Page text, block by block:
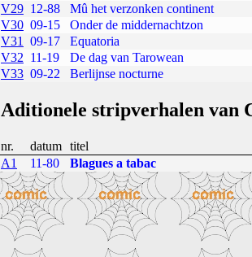
V29 12-88
Mû het verzonken continent
V30 09-15
Onder de middernachtzon
V31
09-17
Equatoria
V32 11-19
De dag van Tarowean
V33 09-22 Berlijnse nocturne
Aditionele stripverhalen van
nr. datum titel
A1
11-80 Blagues a tabac